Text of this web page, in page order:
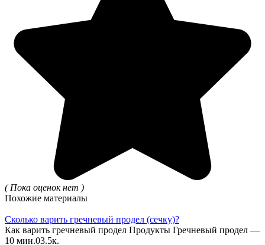
( Пока оценок нет )
Похожие материалы
Сколько варить гречневый продел (сечку)?
Как варить гречневый продел Продукты Гречневый продел —
10 мин.03.5к.